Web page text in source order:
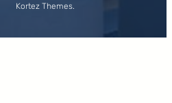
Kortez Themes.